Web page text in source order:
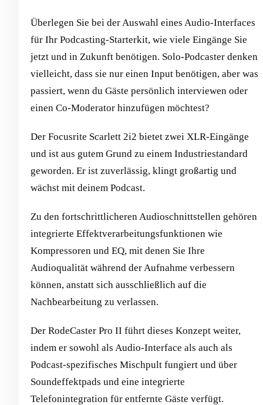
Überlegen Sie bei der Auswahl eines Audio-Interfaces
für Ihr Podcasting-Starterkit, wie viele Eingänge Sie
jetzt und in Zukunft benötigen. Solo-Podcaster denken
vielleicht, dass sie nur einen Input benötigen, aber was
passiert, wenn du Gäste persönlich interviewen oder
einen Co-Moderator hinzufügen möchtest?
Der Focusrite Scarlett 2i2 bietet zwei XLR-Eingänge
und ist aus gutem Grund zu einem Industriestandard
geworden. Er ist zuverlässig, klingt großartig und
wächst mit deinem Podcast.
Zu den fortschrittlicheren Audioschnittstellen gehören
integrierte Effektverarbeitungsfunktionen wie
Kompressoren und EQ, mit denen Sie Ihre
Audioqualität während der Aufnahme verbessern
können, anstatt sich ausschließlich auf die
Nachbearbeitung zu verlassen.
Der RodeCaster Pro II führt dieses Konzept weiter,
indem er sowohl als Audio-Interface als auch als
Podcast-spezifisches Mischpult fungiert und über
Soundeffektpads und eine integrierte
Telefonintegration für entfernte Gäste verfügt.